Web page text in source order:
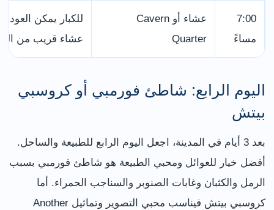
7:00
مساءً
عشاء أو Cavern
Quarter
عشاء قريب من
اليوم الرابع: شاطئ فورمبي أو كروسبي
بيتش
بعد 3 أيام في المدينة، اجعل اليوم الرابع للطبيعة والساحل.
أفضل خيار للعوائل ومحبي الطبيعة هو شاطئ فورمبي بسبب
الرمل والكثبان وغابات الصنوبر والسناجب الحمراء. أما
كروسبي بيتش فيناسب محبي التصوير وتماثيل Another